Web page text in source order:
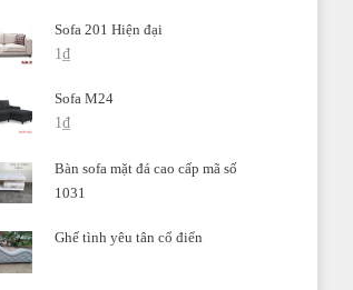
Sofa 201 Hiện đại
1₫
Sofa M24
1₫
Bàn sofa mặt đá cao cấp mã số
1031
Ghế tình yêu tân cổ điển